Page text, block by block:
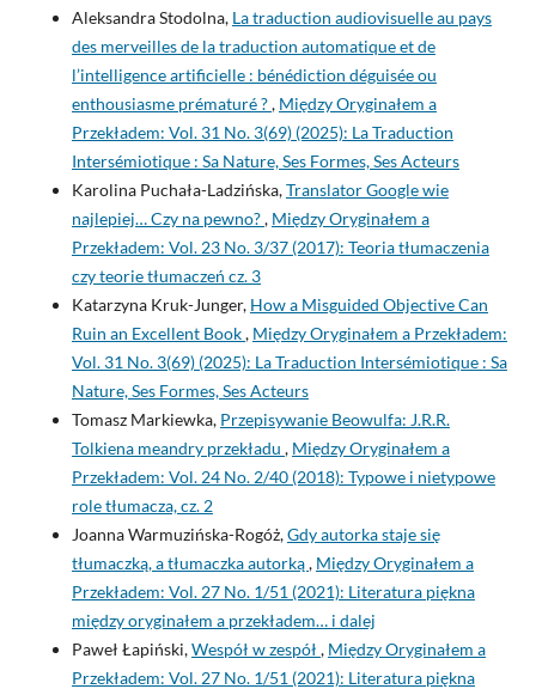
Aleksandra Stodolna, La traduction audiovisuelle au pays
des merveilles de la traduction automatique et de
l’intelligence artificielle : bénédiction déguisée ou
enthousiasme prématuré ?, Między Oryginałem a
Przekładem: Vol. 31 No. 3(69) (2025): La Traduction
Intersémiotique : Sa Nature, Ses Formes, Ses Acteurs
Karolina Puchała-Ladzińska,Translator Google wie
najlepiej… Czy na pewno?, Między Oryginałem a
Przekładem: Vol. 23 No. 3/37 (2017): Teoria tłumaczenia
czy teorie tłumaczeń cz. 3
Katarzyna Kruk-Junger, How a Misguided Objective Can
Ruin an Excellent Book, Między Oryginałem a Przekładem:
Vol. 31 No. 3(69) (2025): La Traduction Intersémiotique : Sa
Nature, Ses Formes, Ses Acteurs
Tomasz Markiewka, Przepisywanie Beowulfa: J.R.R.
Tolkiena meandry przekładu , Między Oryginałem a
Przekładem: Vol. 24 No. 2/40 (2018): Typowe i nietypowe
role tłumacza, cz. 2
Joanna Warmuzińska-Rogóż,Gdy autorka staje się
tłumaczką, a tłumaczka autorką, Między Oryginałem a
Przekładem: Vol. 27 No. 1/51 (2021): Literatura piękna
między oryginałem a przekładem… i dalej
Paweł Łapiński,Wespół w zespół , Między Oryginałem a
Przekładem: Vol. 27 No. 1/51 (2021): Literatura piękna